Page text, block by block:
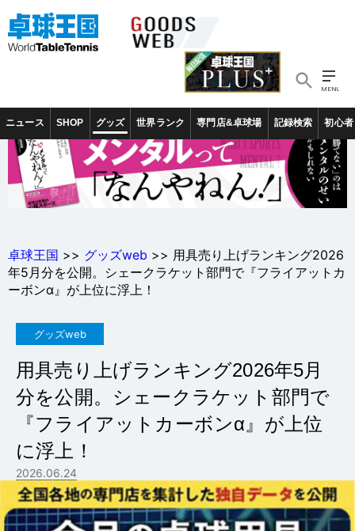
ニュース SHOP グッズ 世界ランク 専門店&卓球場 記録検索 初心者
卓球王国 >> グッズweb >> 用具売り上げランキング2026
年5月分を公開。シェークラケット部門で『フライアットカ
ーボンα』が上位に浮上！
グッズweb
用具売り上げランキング2026年5月
分を公開。シェークラケット部門で
『フライアットカーボンα』が上位
に浮上！
2026.06.24